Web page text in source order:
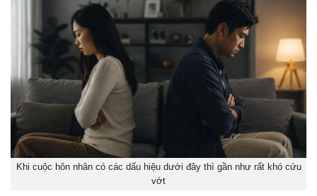
Khi cuộc hôn nhân có các dấu hiệu dưới đây thì gần như rất khó cứu
vớt